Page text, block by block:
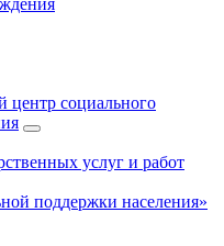
центр социального
услуг и работ
поддержки населения»